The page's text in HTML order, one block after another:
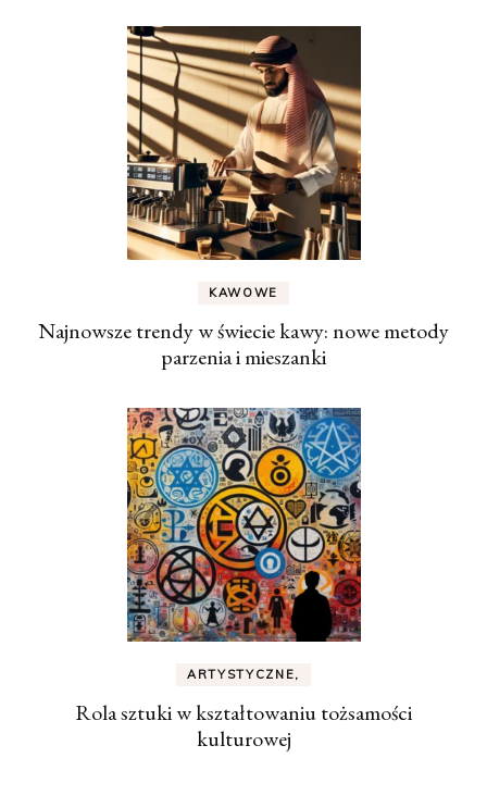
KAWOWE
Najnowsze trendy w świecie kawy: nowe metody
parzenia i mieszanki
ARTYSTYCZNE,
Rola sztuki w kształtowaniu tożsamości
kulturowej